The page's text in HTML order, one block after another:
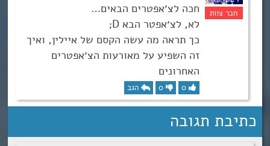
חכה לצ׳אפטרים הבאים…
לא, לצ׳אפטר הבא D;
כך תראה מה עשה הקסם של איילין, ואיך
זה השפיע על מאורעות הצ׳אפטרים
האחרונים
0
0 הגב
כתיבת תגובה